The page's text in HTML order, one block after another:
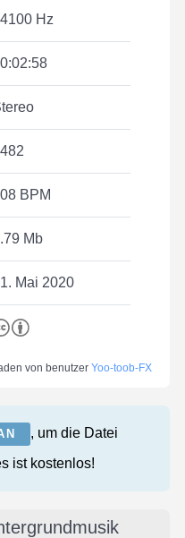
Hz
BPM
Mb
Mai 2020
von benutzer Yoo-toob-FX
, um die Datei
ist kostenlos!